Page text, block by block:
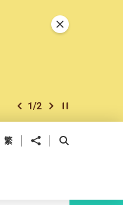
上一个
1/2 下一个开始/暂停幻灯
关闭特別通告
繁 分享到 开启搜寻框